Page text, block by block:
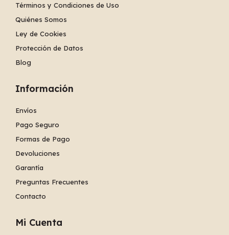
Términos y Condiciones de Uso
Quiénes Somos
Ley de Cookies
Protección de Datos
Blog
Información
Envíos
Pago Seguro
Formas de Pago
Devoluciones
Garantía
Preguntas Frecuentes
Contacto
Mi Cuenta